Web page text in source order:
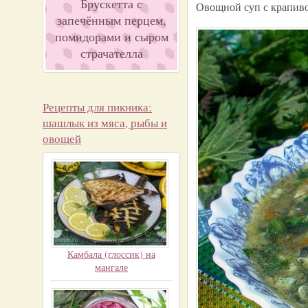
Брускетта с
запечённым перцем,
помидорами и сыром
страчателла
Рецепты для пикника:
шашлык из мяса, рыбы и
овощей
Камбала (глоссик) на
мангале
Овощной суп с